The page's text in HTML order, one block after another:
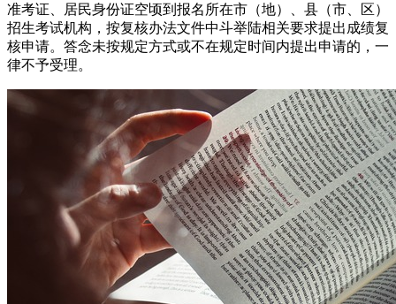
准考证、居民身份证空顷到报名所在市（地）、县（市、区）
招生考试机构，按复核办法文件中斗举陆相关要求提出成绩复
核申请。答念未按规定方式或不在规定时间内提出申请的，一
律不予受理。